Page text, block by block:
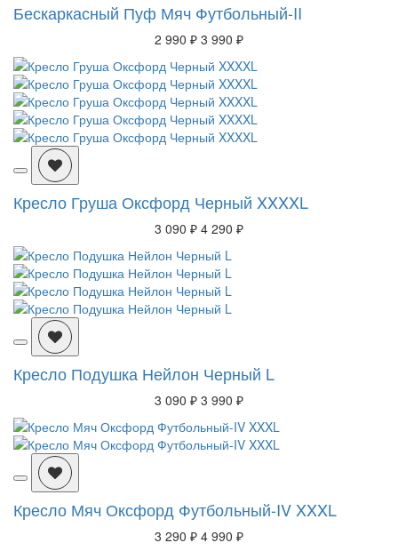
Бескаркасный Пуф Мяч Футбольный-II
2 990 ₽ 3 990 ₽
Кресло Груша Оксфорд Черный XXXXL
3 090 ₽ 4 290 ₽
Кресло Подушка Нейлон Черный L
3 090 ₽ 3 990 ₽
Кресло Мяч Оксфорд Футбольный-IV XXXL
3 290 ₽ 4 990 ₽